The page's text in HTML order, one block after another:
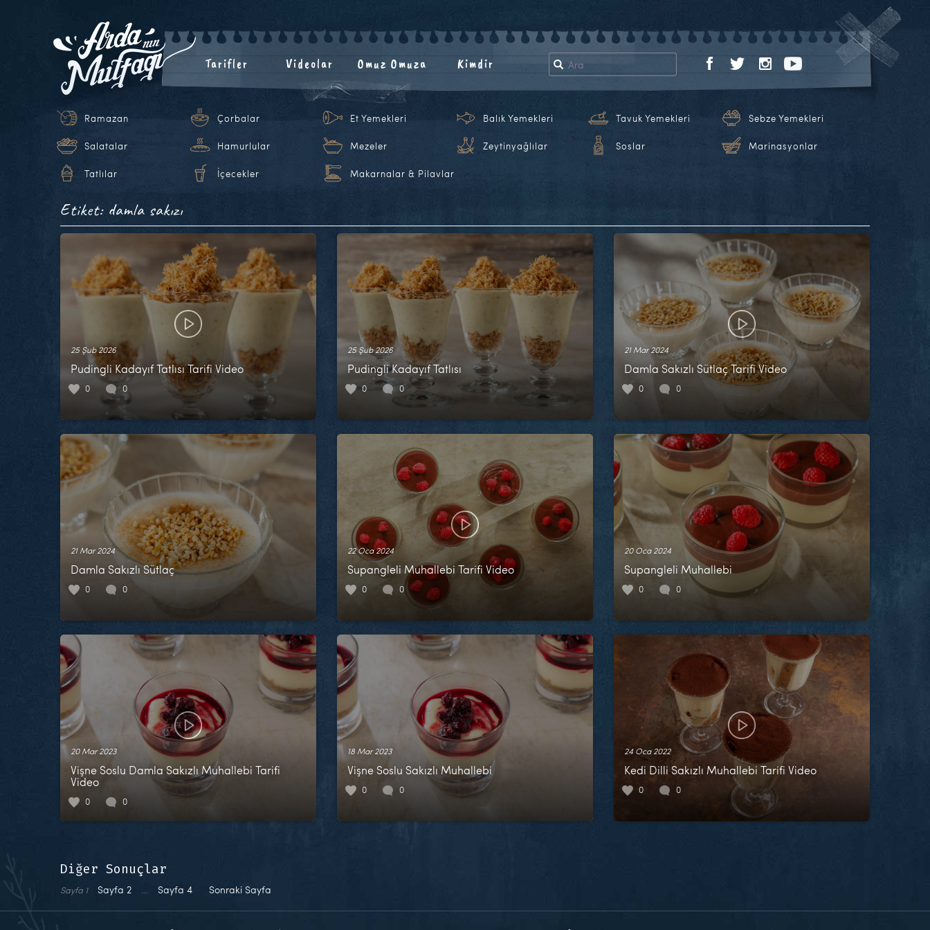
Tarifler Videolar Omuz Omuza Kimdir
Ramazan Çorbalar Et Yemekleri Balık Yemekleri Tavuk Yemekleri Sebze Yemekleri
Salatalar Hamurlular Mezeler Zeytinyağlılar Soslar Marinasyonlar
Tatlılar İçecekler Makarnalar & Pilavlar
Etiket: damla sakızı
25 Şub 2026
Pudingli Kadayıf Tatlısı Tarifi Video
0 0
25 Şub 2026
Pudingli Kadayıf Tatlısı
0 0
21 Mar 2024
Damla Sakızlı Sütlaç Tarifi Video
0 0
21 Mar 2024
Damla Sakızlı Sütlaç
0 0
22 Oca 2024
Supangleli Muhallebi Tarifi Video
0 0
20 Oca 2024
Supangleli Muhallebi
0 0
20 Mar 2023
Vişne Soslu Damla Sakızlı Muhallebi Tarifi
Video
0 0
18 Mar 2023
Vişne Soslu Sakızlı Muhallebi
0 0
24 Oca 2022
Kedi Dilli Sakızlı Muhallebi Tarifi Video
0 0
Diğer Sonuçlar
Sayfa 1 Sayfa 2 … Sayfa 4 Sonraki Sayfa